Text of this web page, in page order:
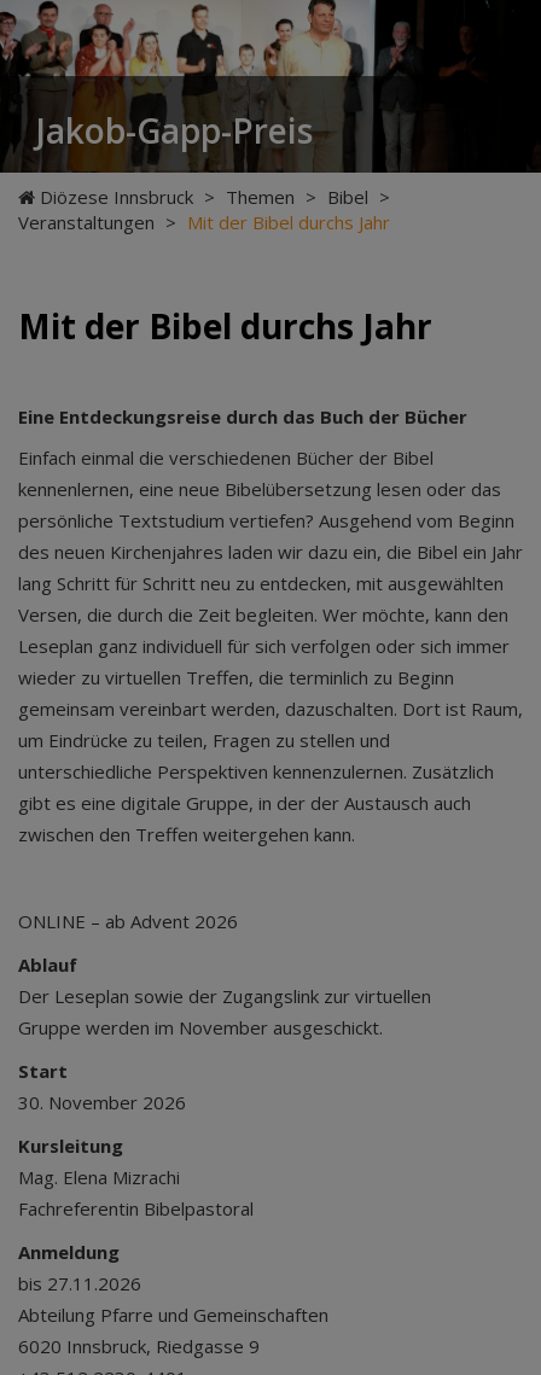
Jakob-Gapp-Preis
Diözese Innsbruck > Themen > Bibel >
Veranstaltungen > Mit der Bibel durchs Jahr
Mit der Bibel durchs Jahr
Eine Entdeckungsreise durch das Buch der Bücher
Einfach einmal die verschiedenen Bücher der Bibel
kennenlernen, eine neue Bibelübersetzung lesen oder das
persönliche Textstudium vertiefen? Ausgehend vom Beginn
des neuen Kirchenjahres laden wir dazu ein, die Bibel ein Jahr
lang Schritt für Schritt neu zu entdecken, mit ausgewählten
Versen, die durch die Zeit begleiten. Wer möchte, kann den
Leseplan ganz individuell für sich verfolgen oder sich immer
wieder zu virtuellen Treffen, die terminlich zu Beginn
gemeinsam vereinbart werden, dazuschalten. Dort ist Raum,
um Eindrücke zu teilen, Fragen zu stellen und
unterschiedliche Perspektiven kennenzulernen. Zusätzlich
gibt es eine digitale Gruppe, in der der Austausch auch
zwischen den Treffen weitergehen kann.
ONLINE – ab Advent 2026
Ablauf
Der Leseplan sowie der Zugangslink zur virtuellen
Gruppe werden im November ausgeschickt.
Start
30. November 2026
Kursleitung
Mag. Elena Mizrachi
Fachreferentin Bibelpastoral
Anmeldung
bis 27.11.2026
Abteilung Pfarre und Gemeinschaften
6020 Innsbruck, Riedgasse 9